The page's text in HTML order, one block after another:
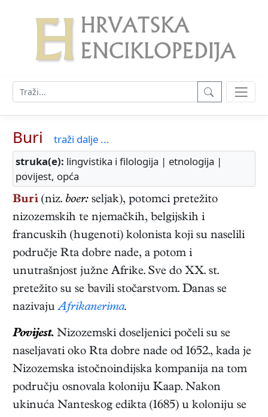
Buri
traži dalje ...
struka(e): lingvistika i filologija | etnologija |
povijest, opća
Buri (niz. boer: seljak), potomci pretežito
nizozemskih te njemačkih, belgijskih i
francuskih (hugenoti) kolonista koji su naselili
područje Rta dobre nade, a potom i
unutrašnjost južne Afrike. Sve do XX. st.
pretežito su se bavili stočarstvom. Danas se
nazivajuAfrikanerima.
Povijest. Nizozemski doseljenici počeli su se
naseljavati oko Rta dobre nade od 1652., kada je
Nizozemska istočnoindijska kompanija na tom
području osnovala koloniju Kaap. Nakon
ukinuća Nanteskog edikta (1685) u koloniju se